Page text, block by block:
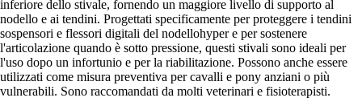
inferiore dello stivale, fornendo un maggiore livello di supporto al
nodello e ai tendini. Progettati specificamente per proteggere i tendini
sospensori e flessori digitali del nodellohyper e per sostenere
l'articolazione quando è sotto pressione, questi stivali sono ideali per
l'uso dopo un infortunio e per la riabilitazione. Possono anche essere
utilizzati come misura preventiva per cavalli e pony anziani o più
vulnerabili. Sono raccomandati da molti veterinari e fisioterapisti.